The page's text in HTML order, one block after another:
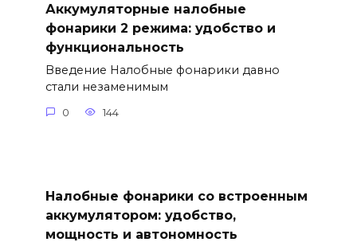
Аккумуляторные налобные
фонарики 2 режима: удобство и
функциональность
Введение Налобные фонарики давно
стали незаменимым
0 144
Налобные фонарики со встроенным
аккумулятором: удобство,
мощность и автономность